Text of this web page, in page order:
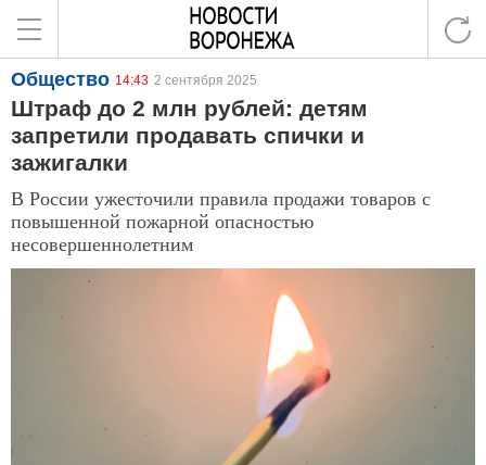
Общество 14:43 2 сентября 2025
Штраф до 2 млн рублей: детям
запретили продавать спички и
зажигалки
В России ужесточили правила продажи товаров с
повышенной пожарной опасностью
несовершеннолетним